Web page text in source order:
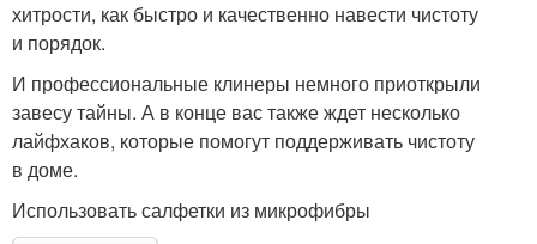
хитрости, как быстро и качественно навести чистоту
и порядок.
И профессиональные клинеры немного приоткрыли
завесу тайны. А в конце вас также ждет несколько
лайфхаков, которые помогут поддерживать чистоту
в доме.
Использовать салфетки из микрофибры